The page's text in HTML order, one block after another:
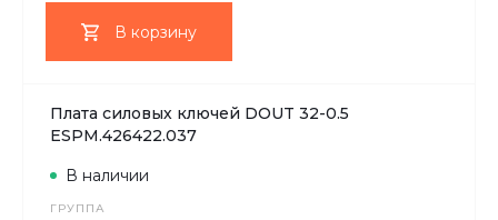
В корзину
Плата силовых ключей DOUT 32-0.5
ESPM.426422.037
ГРУППА
В наличии